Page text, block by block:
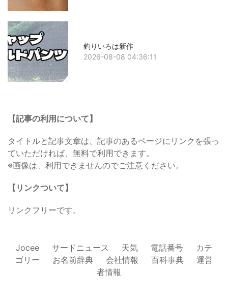
釣りいろは新作
2026-08-08 04:36:11
【記事の利用について】
タイトルと記事文章は、記事のあるページにリンクを張っ
ていただければ、無料で利用できます。
※画像は、利用できませんのでご注意ください。
【リンクついて】
リンクフリーです。
Jocee サードニュース 天気 電話番号
カテ
ゴリー
お名前辞典 会社情報 百科事典
運営
者情報